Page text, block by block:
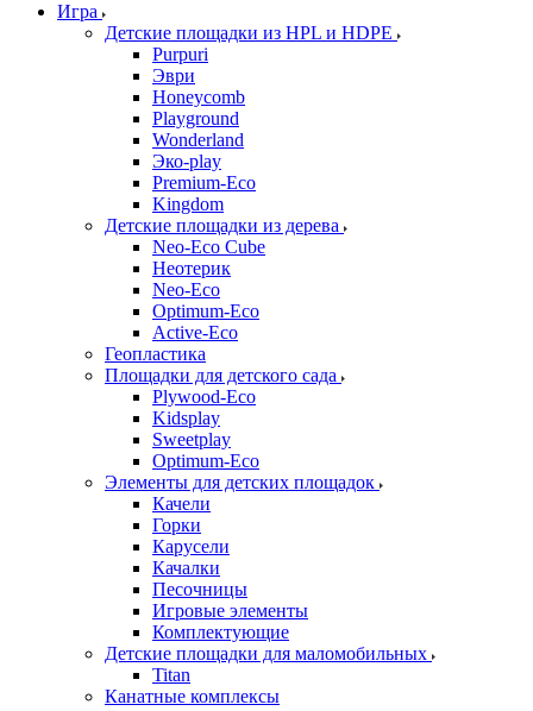
Игра
Детские площадки из HPL и HDPE
Purpuri
Эври
Honeycomb
Playground
Wonderland
Эко-play
Premium-Eco
Kingdom
Детские площадки из дерева
Neo-Eco Cube
Неотерик
Neo-Eco
Оptimum-Еco
Active-Eco
Геопластика
Площадки для детского сада
Plywood-Eco
Kidsplay
Sweetplay
Оptimum-Еco
Элементы для детских площадок
Качели
Горки
Карусели
Качалки
Песочницы
Игровые элементы
Комплектующие
Детские площадки для маломобильных
Titan
Канатные комплексы